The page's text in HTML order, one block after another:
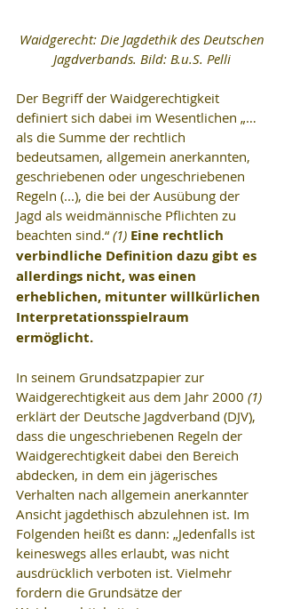
Waidgerecht: Die Jagdethik des Deutschen
Jagdverbands. Bild: B.u.S. Pelli
Der Begriff der Waidgerechtigkeit
definiert sich dabei im Wesentlichen „…
als die Summe der rechtlich
bedeutsamen, allgemein anerkannten,
geschriebenen oder ungeschriebenen
Regeln (...), die bei der Ausübung der
Jagd als weidmännische Pflichten zu
beachten sind.“ (1) Eine rechtlich
verbindliche Definition dazu gibt es
allerdings nicht, was einen
erheblichen, mitunter willkürlichen
Interpretationsspielraum
ermöglicht.
In seinem Grundsatzpapier zur
Waidgerechtigkeit aus dem Jahr 2000 (1)
erklärt der Deutsche Jagdverband (DJV),
dass die ungeschriebenen Regeln der
Waidgerechtigkeit dabei den Bereich
abdecken, in dem ein jägerisches
Verhalten nach allgemein anerkannter
Ansicht jagdethisch abzulehnen ist. Im
Folgenden heißt es dann: „Jedenfalls ist
keineswegs alles erlaubt, was nicht
ausdrücklich verboten ist. Vielmehr
fordern die Grundsätze der